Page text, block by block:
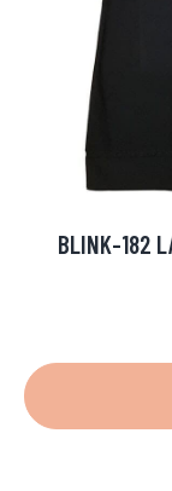
BLINK-182